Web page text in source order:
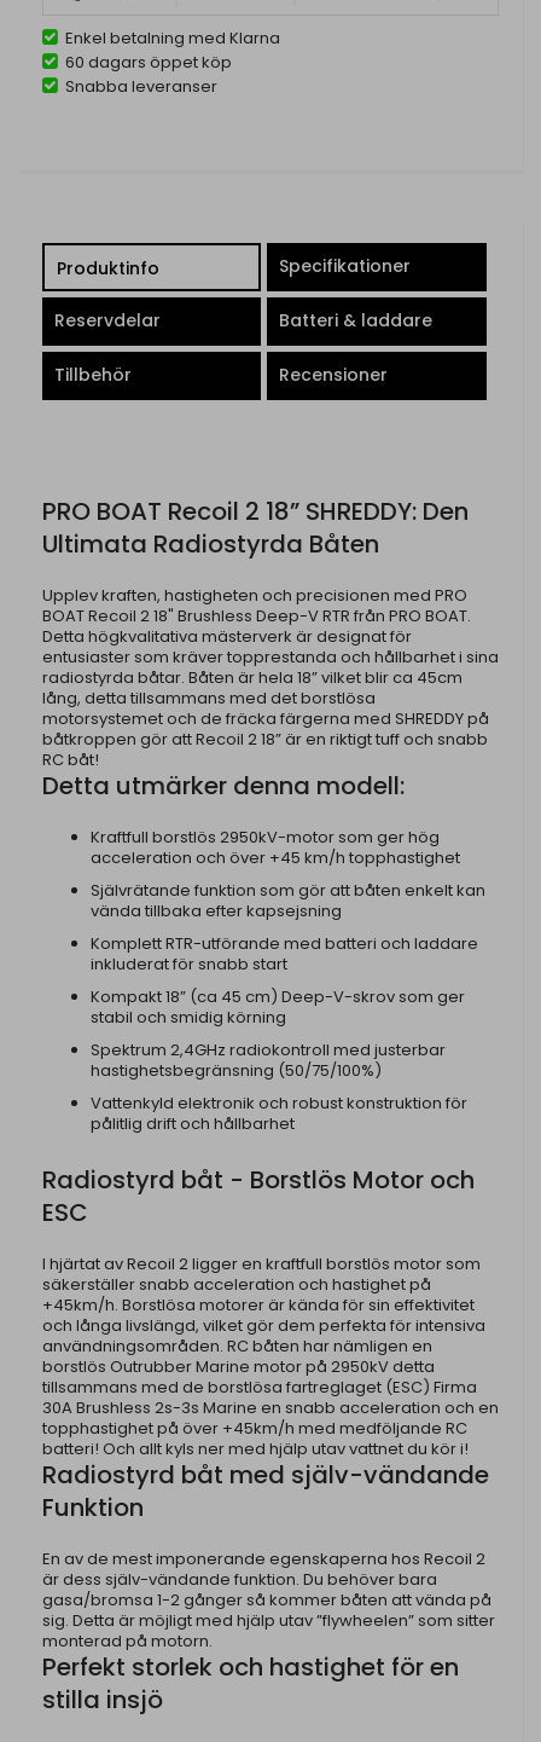
Enkel betalning med Klarna
60 dagars öppet köp
Snabba leveranser
Produktinfo
PRO BOAT Recoil 2 18” SHREDDY: Den
Ultimata Radiostyrda Båten
Upplev kraften, hastigheten och precisionen med PRO
BOAT Recoil 2 18" Brushless Deep-V RTR från PRO BOAT.
Detta högkvalitativa mästerverk är designat för
entusiaster som kräver topprestanda och hållbarhet i sina
radiostyrda båtar. Båten är hela 18” vilket blir ca 45cm
lång, detta tillsammans med det borstlösa
motorsystemet och de fräcka färgerna med SHREDDY på
båtkroppen gör att Recoil 2 18” är en riktigt tuff och snabb
RC båt!
Detta utmärker denna modell:
Kraftfull borstlös 2950kV-motor som ger hög
acceleration och över +45 km/h topphastighet
Självrätande funktion som gör att båten enkelt kan
vända tillbaka efter kapsejsning
Komplett RTR-utförande med batteri och laddare
inkluderat för snabb start
Kompakt 18” (ca 45 cm) Deep-V-skrov som ger
stabil och smidig körning
Spektrum 2,4GHz radiokontroll med justerbar
hastighetsbegränsning (50/75/100%)
Vattenkyld elektronik och robust konstruktion för
pålitlig drift och hållbarhet
Radiostyrd båt - Borstlös Motor och
ESC
I hjärtat av Recoil 2 ligger en kraftfull borstlös motor som
säkerställer snabb acceleration och hastighet på
+45km/h. Borstlösa motorer är kända för sin effektivitet
och långa livslängd, vilket gör dem perfekta för intensiva
användningsområden. RC båten har nämligen en
borstlös Outrubber Marine motor på 2950kV detta
tillsammans med de borstlösa fartreglaget (ESC) Firma
30A Brushless 2s-3s Marine en snabb acceleration och en
topphastighet på över +45km/h med medföljande RC
batteri! Och allt kyls ner med hjälp utav vattnet du kör i!
Radiostyrd båt med själv-vändande
Funktion
En av de mest imponerande egenskaperna hos Recoil 2
är dess själv-vändande funktion. Du behöver bara
gasa/bromsa 1-2 gånger så kommer båten att vända på
sig. Detta är möjligt med hjälp utav ”flywheelen” som sitter
monterad på motorn.
Perfekt storlek och hastighet för en
stilla insjö
Specifikationer
Reservdelar Batteri & laddare
Tillbehör Recensioner